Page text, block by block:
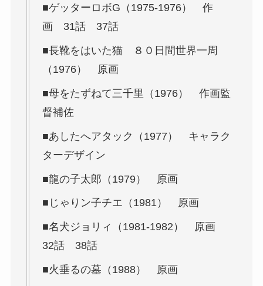
■ゲッターロボG（1975-1976） 作
画 31話 37話
■長靴をはいた猫 ８０日間世界一周
（1976） 原画
■母をたずねて三千里（1976） 作画監
督補佐
■あしたへアタック（1977） キャラク
ターデザイン
■龍の子太郎（1979） 原画
■じゃりン子チエ（1981） 原画
■名犬ジョリィ（1981-1982） 原画
32話 38話
■火垂るの墓（1988） 原画